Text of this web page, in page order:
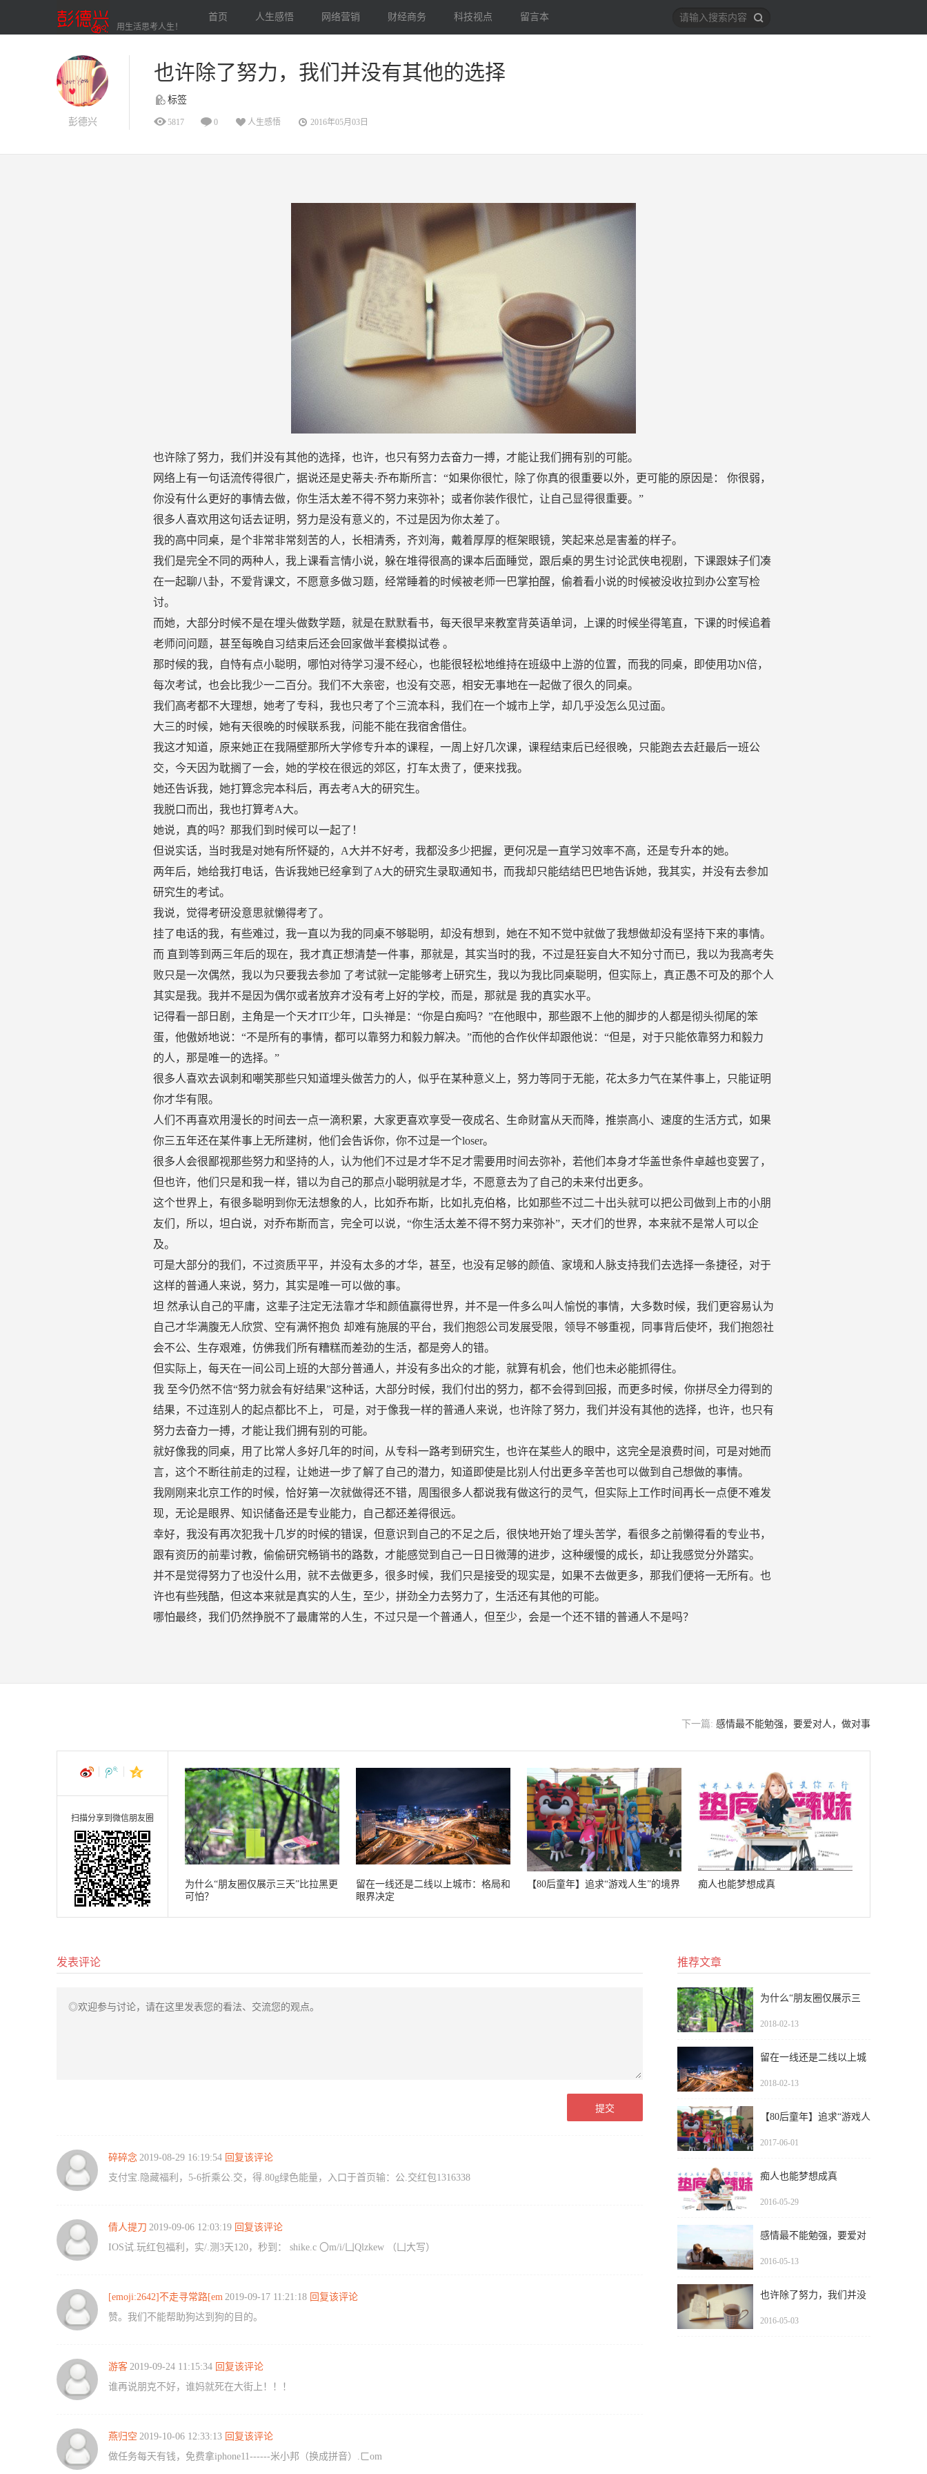
用生活思考人生！
首页 人生感悟 网络营销 财经商务 科技视点 留言本
彭德兴
也许除了努力，我们并没有其他的选择
标签
5817 0 人生感悟 2016年05月03日
也许除了努力，我们并没有其他的选择，也许，也只有努力去奋力一搏，才能让我们拥有别的可能。
网络上有一句话流传得很广，据说还是史蒂夫·乔布斯所言：“如果你很忙，除了你真的很重要以外，更可能的原因是： 你很弱，
你没有什么更好的事情去做，你生活太差不得不努力来弥补；或者你装作很忙，让自己显得很重要。”
很多人喜欢用这句话去证明，努力是没有意义的，不过是因为你太差了。
我的高中同桌，是个非常非常刻苦的人，长相清秀，齐刘海，戴着厚厚的框架眼镜，笑起来总是害羞的样子。
我们是完全不同的两种人，我上课看言情小说，躲在堆得很高的课本后面睡觉，跟后桌的男生讨论武侠电视剧，下课跟妹子们凑
在一起聊八卦，不爱背课文，不愿意多做习题，经常睡着的时候被老师一巴掌拍醒，偷着看小说的时候被没收拉到办公室写检
讨。
而她，大部分时候不是在埋头做数学题，就是在默默看书，每天很早来教室背英语单词，上课的时候坐得笔直，下课的时候追着
老师问问题，甚至每晚自习结束后还会回家做半套模拟试卷 。
那时候的我，自恃有点小聪明，哪怕对待学习漫不经心，也能很轻松地维持在班级中上游的位置，而我的同桌，即使用功N倍，
每次考试，也会比我少一二百分。我们不大亲密，也没有交恶，相安无事地在一起做了很久的同桌。
我们高考都不大理想，她考了专科，我也只考了个三流本科，我们在一个城市上学，却几乎没怎么见过面。
大三的时候，她有天很晚的时候联系我，问能不能在我宿舍借住。
我这才知道，原来她正在我隔壁那所大学修专升本的课程，一周上好几次课，课程结束后已经很晚，只能跑去去赶最后一班公
交，今天因为耽搁了一会，她的学校在很远的郊区，打车太贵了，便来找我。
她还告诉我，她打算念完本科后，再去考A大的研究生。
我脱口而出，我也打算考A大。
她说，真的吗？那我们到时候可以一起了！
但说实话，当时我是对她有所怀疑的，A大并不好考，我都没多少把握，更何况是一直学习效率不高，还是专升本的她。
两年后，她给我打电话，告诉我她已经拿到了A大的研究生录取通知书，而我却只能结结巴巴地告诉她，我其实，并没有去参加
研究生的考试。
我说，觉得考研没意思就懒得考了。
挂了电话的我，有些难过，我一直以为我的同桌不够聪明，却没有想到，她在不知不觉中就做了我想做却没有坚持下来的事情。
而 直到等到两三年后的现在，我才真正想清楚一件事，那就是，其实当时的我，不过是狂妄自大不知分寸而已，我以为我高考失
败只是一次偶然，我以为只要我去参加 了考试就一定能够考上研究生，我以为我比同桌聪明，但实际上，真正愚不可及的那个人
其实是我。我并不是因为偶尔或者放弃才没有考上好的学校，而是，那就是 我的真实水平。
记得看一部日剧，主角是一个天才IT少年，口头禅是：“你是白痴吗？”在他眼中，那些跟不上他的脚步的人都是彻头彻尾的笨
蛋，他傲娇地说：“不是所有的事情，都可以靠努力和毅力解决。”而他的合作伙伴却跟他说：“但是，对于只能依靠努力和毅力
的人，那是唯一的选择。”
很多人喜欢去讽刺和嘲笑那些只知道埋头做苦力的人，似乎在某种意义上，努力等同于无能，花太多力气在某件事上，只能证明
你才华有限。
人们不再喜欢用漫长的时间去一点一滴积累，大家更喜欢享受一夜成名、生命财富从天而降，推崇高小、速度的生活方式，如果
你三五年还在某件事上无所建树，他们会告诉你，你不过是一个loser。
很多人会很鄙视那些努力和坚持的人，认为他们不过是才华不足才需要用时间去弥补，若他们本身才华盖世条件卓越也变罢了，
但也许，他们只是和我一样，错以为自己的那点小聪明就是才华，不愿意去为了自己的未来付出更多。
这个世界上，有很多聪明到你无法想象的人，比如乔布斯，比如扎克伯格，比如那些不过二十出头就可以把公司做到上市的小朋
友们，所以，坦白说，对乔布斯而言，完全可以说，“你生活太差不得不努力来弥补”，天才们的世界，本来就不是常人可以企
及。
可是大部分的我们，不过资质平平，并没有太多的才华，甚至，也没有足够的颜值、家境和人脉支持我们去选择一条捷径，对于
这样的普通人来说，努力，其实是唯一可以做的事。
坦 然承认自己的平庸，这辈子注定无法靠才华和颜值赢得世界，并不是一件多么叫人愉悦的事情，大多数时候，我们更容易认为
自己才华满腹无人欣赏、空有满怀抱负 却难有施展的平台，我们抱怨公司发展受限，领导不够重视，同事背后使坏，我们抱怨社
会不公、生存艰难，仿佛我们所有糟糕而差劲的生活，都是旁人的错。
但实际上，每天在一间公司上班的大部分普通人，并没有多出众的才能，就算有机会，他们也未必能抓得住。
我 至今仍然不信“努力就会有好结果”这种话，大部分时候，我们付出的努力，都不会得到回报，而更多时候，你拼尽全力得到的
结果，不过连别人的起点都比不上， 可是，对于像我一样的普通人来说，也许除了努力，我们并没有其他的选择，也许，也只有
努力去奋力一搏，才能让我们拥有别的可能。
就好像我的同桌，用了比常人多好几年的时间，从专科一路考到研究生，也许在某些人的眼中，这完全是浪费时间，可是对她而
言，这个不断往前走的过程，让她进一步了解了自己的潜力，知道即使是比别人付出更多辛苦也可以做到自己想做的事情。
我刚刚来北京工作的时候，恰好第一次就做得还不错，周围很多人都说我有做这行的灵气，但实际上工作时间再长一点便不难发
现，无论是眼界、知识储备还是专业能力，自己都还差得很远。
幸好，我没有再次犯我十几岁的时候的错误，但意识到自己的不足之后，很快地开始了埋头苦学，看很多之前懒得看的专业书，
跟有资历的前辈讨教，偷偷研究畅销书的路数，才能感觉到自己一日日微薄的进步，这种缓慢的成长，却让我感觉分外踏实。
并不是觉得努力了也没什么用，就不去做更多，很多时候，我们只是接受的现实是，如果不去做更多，那我们便将一无所有。也
许也有些残酷，但这本来就是真实的人生，至少，拼劲全力去努力了，生活还有其他的可能。
哪怕最终，我们仍然挣脱不了最庸常的人生，不过只是一个普通人，但至少，会是一个还不错的普通人不是吗？
下一篇: 感情最不能勉强，要爱对人，做对事
扫描分享到微信朋友圈
为什么“朋友圈仅展示三天”比拉黑更
可怕？
留在一线还是二线以上城市：格局和
眼界决定
【80后童年】追求“游戏人生”的境界 痴人也能梦想成真
发表评论
碎碎念 2019-08-29 16:19:54 回复该评论
支付宝.隐藏福利，5-6折乘公.交，得.80g绿色能量，入口于首页输：公.交红包1316338
倩人提刀 2019-09-06 12:03:19 回复该评论
IOS试.玩红包福利，实/.测3天120，秒到： shike.c 〇m/i/凵Qlzkew （凵大写）
[emoji:2642]不走寻常路[em 2019-09-17 11:21:18 回复该评论
赞。我们不能帮助狗达到狗的目的。
游客 2019-09-24 11:15:34 回复该评论
谁再说朋克不好，谁妈就死在大街上！！！
燕归空 2019-10-06 12:33:13 回复该评论
做任务每天有钱，免费拿iphone11------米小邦（换成拼音）.ㄈom
推荐文章
为什么“朋友圈仅展示三
天”比拉黑更可怕？
2018-02-13
留在一线还是二线以上城
市：格局和眼界决定
2018-02-13
【80后童年】追求“游戏人
生”的境界
2017-06-01
痴人也能梦想成真
2016-05-29
感情最不能勉强，要爱对
人，做对事
2016-05-13
也许除了努力，我们并没
有其他的选择
2016-05-03